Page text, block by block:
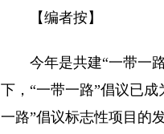
【编者按】
今年是共建“一带一
下，“一带一路”倡议已
一路”倡议标志性项目的